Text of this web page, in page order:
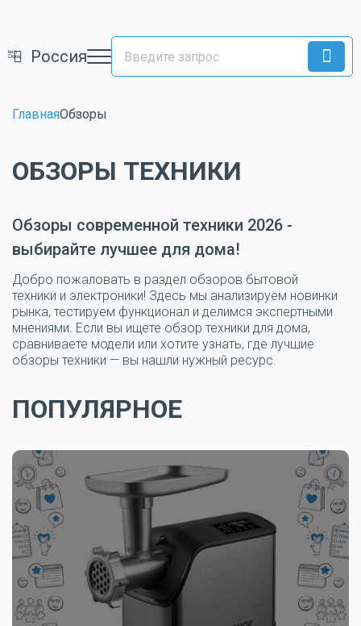
Россия
ГлавнаяОбзоры
ОБЗОРЫ ТЕХНИКИ
Обзоры современной техники 2026 -
выбирайте лучшее для дома!
Добро пожаловать в раздел обзоров бытовой
техники и электроники! Здесь мы анализируем новинки
рынка, тестируем функционал и делимся экспертными
мнениями. Если вы ищете обзор техники для дома,
сравниваете модели или хотите узнать, где лучшие
обзоры техники — вы нашли нужный ресурс.
ПОПУЛЯРНОЕ